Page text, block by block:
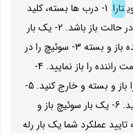
تارا 1- درب ها بسته، کلید
داخل سوئیچ و در حالت باز باشد. 2- یک بار
درب سمت راننده باز و بسته 3- سوئیچ را در
آورید و درب سمت راننده را باز نمایید. 4-
یک بار سوئیچ را باز و بسته و خارج کنید. 5-
سه بار میکرو سوئیچ لای درب را فشار دهید. 6- یک بار سوئیچ باز و
را از سوئیچ خارج کنید. 7- به تایید عملکرد شما یک بار رله